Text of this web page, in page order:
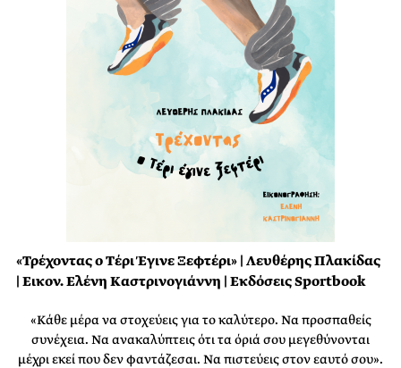
«Τρέχοντας ο Τέρι Έγινε Ξεφτέρι» | Λευθέρης Πλακίδας
| Εικον. Ελένη Καστρινογιάννη | Εκδόσεις Sportbook
«Κάθε μέρα να στοχεύεις για το καλύτερο. Να προσπαθείς
συνέχεια. Να ανακαλύπτεις ότι τα όριά σου μεγεθύνονται
μέχρι εκεί που δεν φαντάζεσαι. Να πιστεύεις στον εαυτό σου».